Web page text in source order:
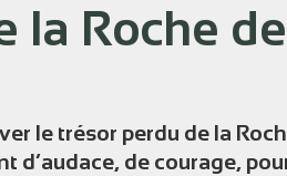
Voir l'image
la Roche
le trésor perdu de la
d’audace, de courage,